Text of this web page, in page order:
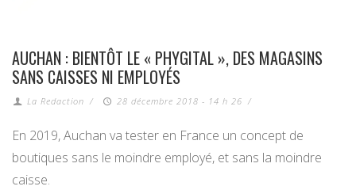
AUCHAN : BIENTÔT LE « PHYGITAL », DES MAGASINS
SANS CAISSES NI EMPLOYÉS
La Redaction / 28 décembre 2018 - 14 h 26 /
En 2019, Auchan va tester en France un concept de
boutiques sans le moindre employé, et sans la moindre
caisse.